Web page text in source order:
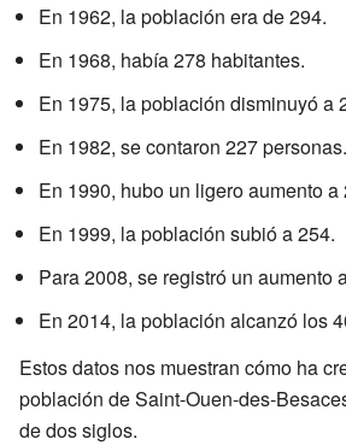
En 1962, la población era de 294.
En 1968, había 278 habitantes.
En 1975, la población disminuyó a
En 1982, se contaron 227 personas.
En 1990, hubo un ligero aumento a
En 1999, la población subió a 254.
Para 2008, se registró un aumento
En 2014, la población alcanzó los
Estos datos nos muestran cómo ha
población de Saint-Ouen-des-
de dos siglos.